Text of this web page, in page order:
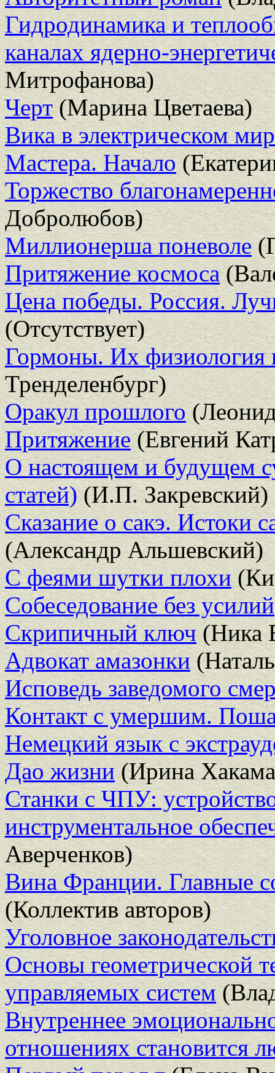
Гидродинамика и
каналах ядерно-
Митрофанова)
Черт(Марина Цветаева)
Вика в электрическом
Мастера. Начало
Торжество
Добролюбов)
Миллионерша поневоле
Притяжение космоса
Цена победы. Россия.
(Отсутствует)
Гормоны. Их физиология
Тренделенбург)
Оракул прошлого
Притяжение(Евгений
О настоящем и будущем
статей)(И.П. Закревский)
Сказание о сакэ. Истоки
(Александр Альшевский)
С феями шутки плохи
Собеседование без усилий
Скрипичный ключ(Ника
Адвокат амазонки
Исповедь заведомого
Контакт с умершим.
Немецкий язык с
Дао жизни(Ирина
Станки с ЧПУ:
инструментальное
Аверченков)
Вина Франции. Главные
(Коллектив авторов)
Уголовное
Основы геометрической
управляемых систем
Внутреннее
отношениях становится